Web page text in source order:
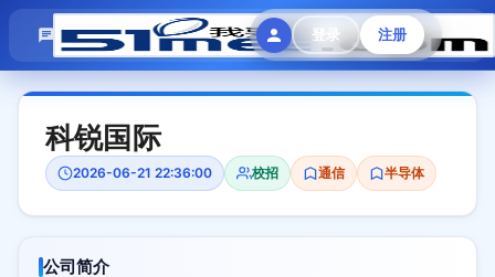
登录 注册
模拟面试 题目大全 招聘中心 会员专区
科锐国际
2026-06-21 22:36:00 校招 通信 半导体
公司简介